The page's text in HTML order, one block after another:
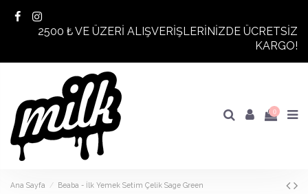
2500 ₺ VE ÜZERİ ALIŞVERİŞLERİNİZDE ÜCRETSİZ
KARGO!
0
Ana Sayfa Beaba - İlk Yemek Setim Çelik Sage Green